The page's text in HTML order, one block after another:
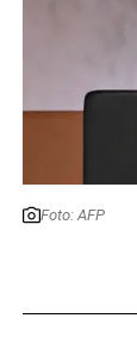
Foto: AFP